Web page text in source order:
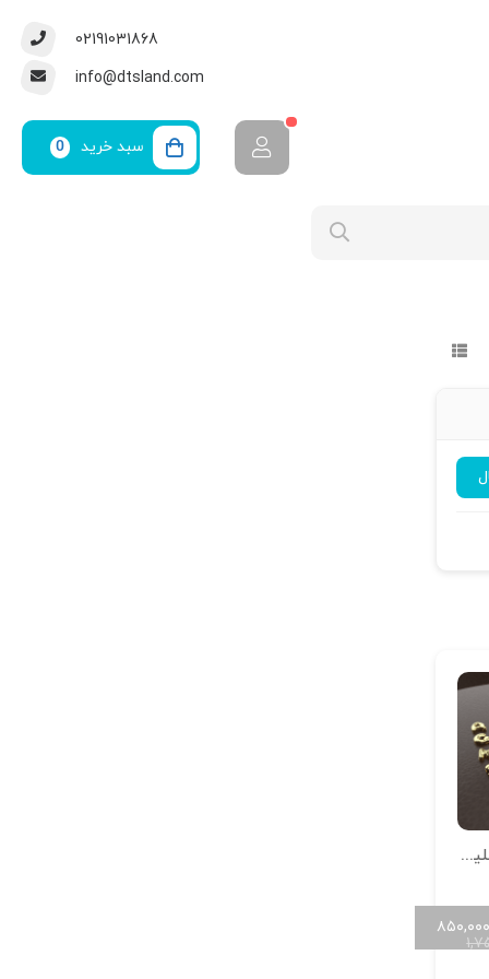
02191031868
info@dtsland.com
سبد خرید 0
مجموعه حروف انگلیسی دامله
۸۵۰,۰۰۰